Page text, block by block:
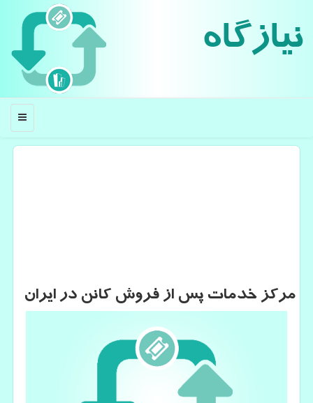
نیازگاه
منو
مركز خدمات پس از فروش كانن در ایران